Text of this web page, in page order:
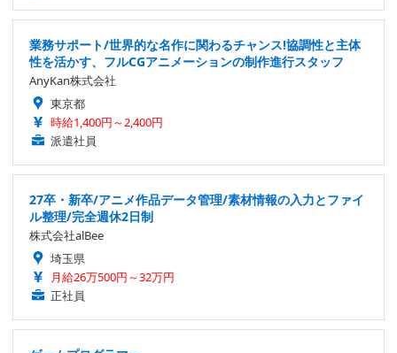
業務サポート/世界的な名作に関わるチャンス!協調性と主体
性を活かす、フルCGアニメーションの制作進行スタッフ
AnyKan株式会社
東京都
時給1,400円～2,400円
派遣社員
27卒・新卒/アニメ作品データ管理/素材情報の入力とファイ
ル整理/完全週休2日制
株式会社alBee
埼玉県
月給26万500円～32万円
正社員